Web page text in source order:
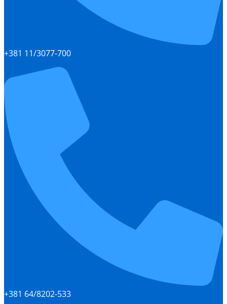
+381 11/3077-700
+381 64/8202-533